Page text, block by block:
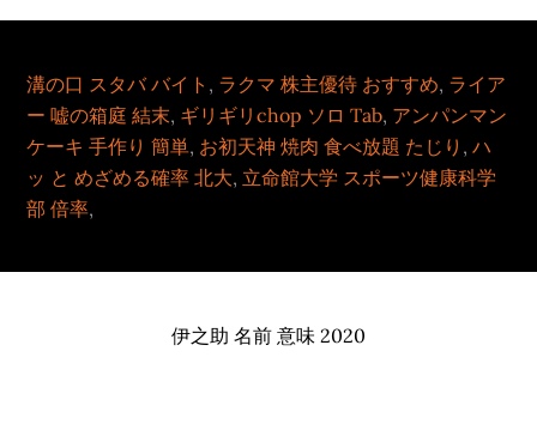
溝の口 スタバ バイト , ラクマ 株主優待 おすすめ, ライア
ー 嘘の箱庭 結末, ギリギリchop ソロ Tab, アンパンマン
ケーキ 手作り 簡単, お初天神 焼肉 食べ放題 たじり ,ハ
ッ と めざめる確率 北大, 立命館大学 スポーツ健康科学
部 倍率,
伊之助 名前 意味 2020